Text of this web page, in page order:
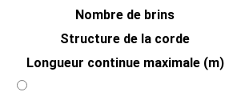
Nombre de brins
Structure de la corde
Longueur continue maximale (m)